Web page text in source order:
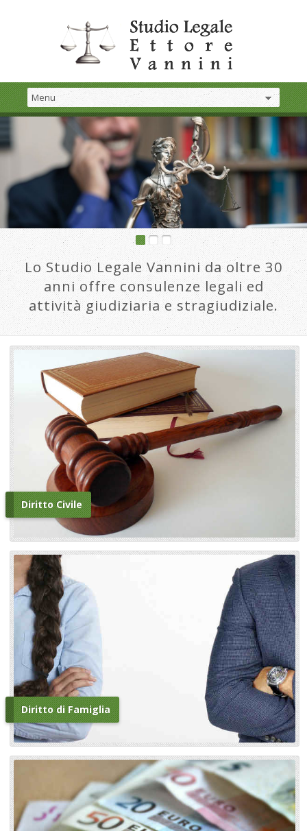
Lo Studio Legale Vannini da oltre 30
anni offre consulenze legali ed
attività giudiziaria e stragiudiziale.
Diritto Civile
Diritto di Famiglia